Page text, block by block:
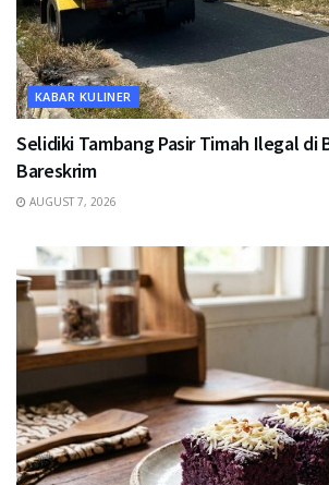
KABAR KULINER
Selidiki Tambang Pasir Timah Ilegal
Bareskrim
AUGUST 7, 2026